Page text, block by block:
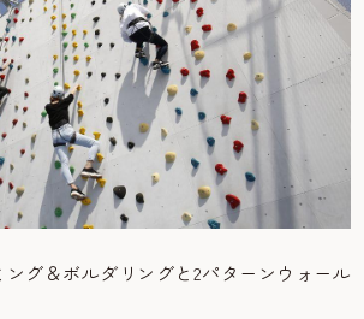
グ＆ボルダリングと2パターンウォール